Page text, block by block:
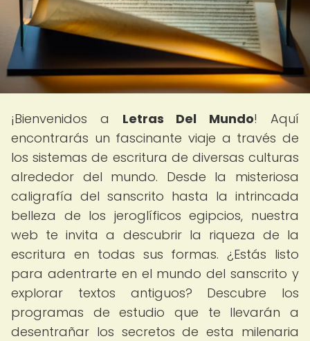
¡Bienvenidos a Letras Del Mundo! Aquí
encontrarás un fascinante viaje a través de
los sistemas de escritura de diversas culturas
alrededor del mundo. Desde la misteriosa
caligrafía del sanscrito hasta la intrincada
belleza de los jeroglíficos egipcios, nuestra
web te invita a descubrir la riqueza de la
escritura en todas sus formas. ¿Estás listo
para adentrarte en el mundo del sanscrito y
explorar textos antiguos? Descubre los
programas de estudio que te llevarán a
desentrañar los secretos de esta milenaria